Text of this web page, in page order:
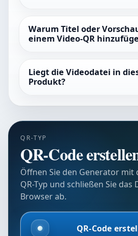
Warum Titel oder
einem Video-QR
Liegt die Videodatei in
Produkt?
QR-TYP
QR-Code
Öffnen Sie den Generator mit
QR-Typ und schließen Sie das
Browser ab.
QR-Code